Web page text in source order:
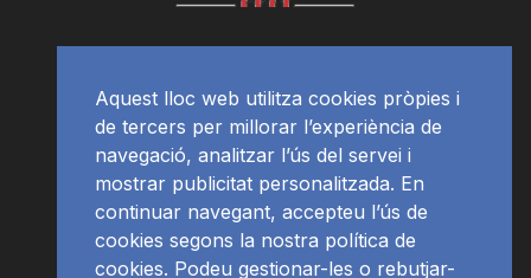
Aquest lloc web utilitza cookies pròpies i
de tercers per millorar l’experiència de
navegació, analitzar l’ús del servei i
mostrar publicitat personalitzada. En
continuar navegant, accepteu l’ús de
cookies segons la nostra política de
cookies. Podeu gestionar-les o rebutjar-